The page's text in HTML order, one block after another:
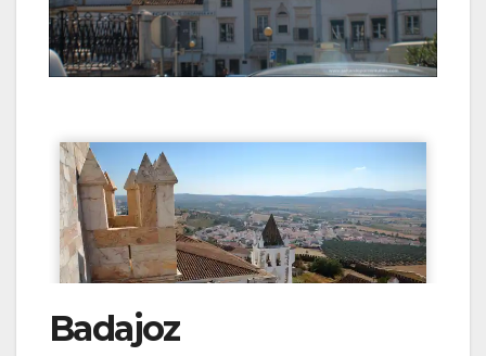
Badajoz